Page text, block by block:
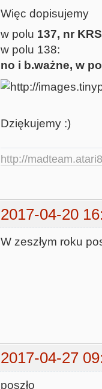
Więc dopisujemy
w polu 137, nr KRS
w polu
no i b.ważne, w
Dziękujemy :)
http://
2017-04-20
W zeszłym roku
2017-04-27
poszło